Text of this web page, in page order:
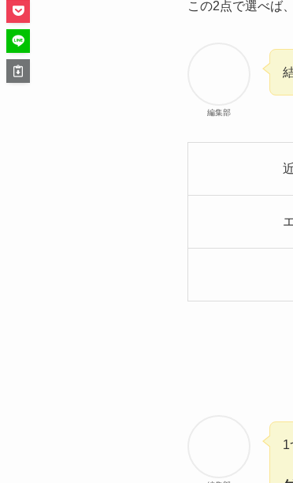
この2点で選べば、
編集部
1